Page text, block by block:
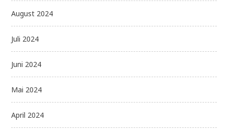
August 2024
Juli 2024
Juni 2024
Mai 2024
April 2024